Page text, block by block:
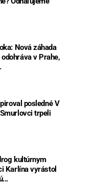
Nová záhada
v Prahe,
posledné V
trpeli
kultúrnym
Karlína vyrástol